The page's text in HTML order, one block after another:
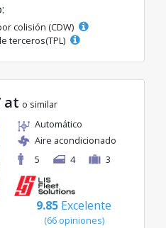
colisión (CDW)
terceros(TPL)
at o similar
Automático
Aire acondicionado
5
4 3
9.85 Excelente
(66 opiniones)